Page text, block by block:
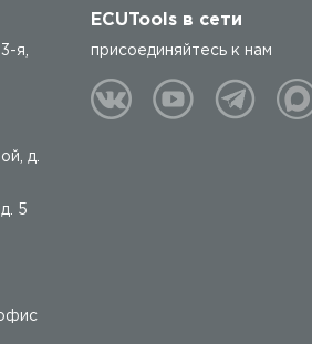
я,
д.
5
ECUTools в сети
присоединяйтесь к нам